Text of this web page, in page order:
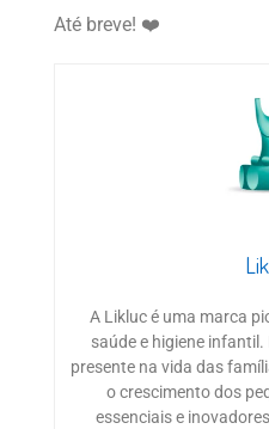
Até breve! ❤️
A Likluc é uma marca
saúde e higiene
presente na vida das
o crescimento dos
essenciais e